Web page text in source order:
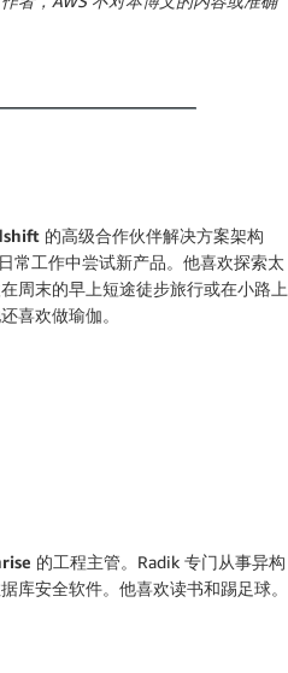
的高级合作伙伴解决方案架构
常工作中尝试新产品。他喜欢探索太
周末的早上短途徒步旅行或在小路上
喜欢做瑜伽。
的工程主管。 Radik 专门从事异构
库安全软件。他喜欢读书和踢足球。